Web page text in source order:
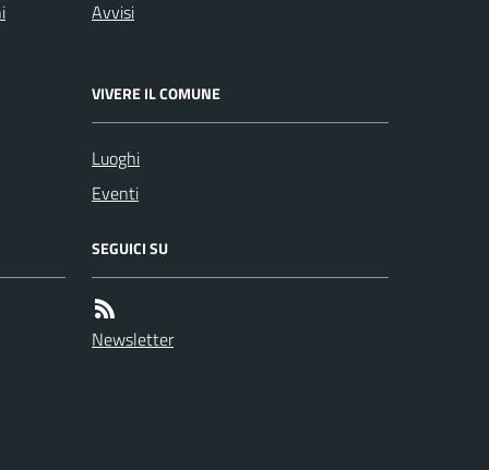
Avvisi
VIVERE IL COMUNE
Luoghi
Eventi
SEGUICI SU
Newsletter